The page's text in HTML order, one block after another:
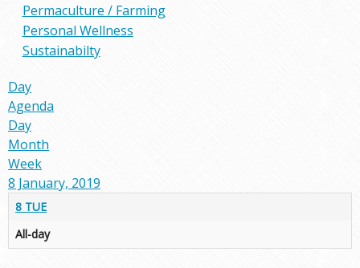
Permaculture / Farming
Personal Wellness
Sustainabilty
Day
Agenda
Day
Month
Week
8 January, 2019
8 TUE
All-day